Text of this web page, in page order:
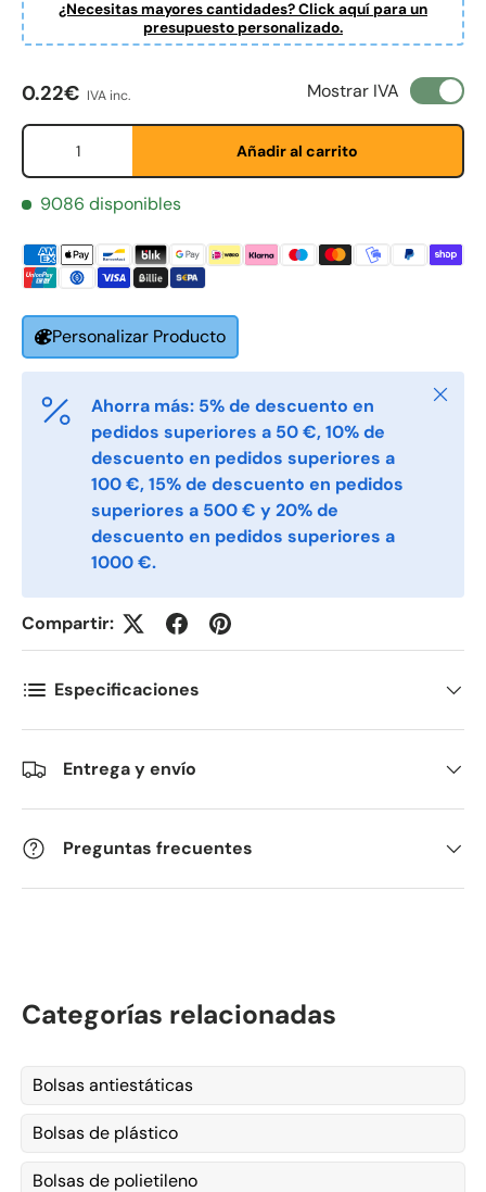
¿Necesitas mayores cantidades? Click aquí para un
presupuesto personalizado.
Etternavn *
E-post
Postnummer *
Antall *
Precio normal
0.22€ IVA inc. Mostrar IVA
Cant.
Añadir al carrito
9086 disponibles
Personalizar Producto
Ahorra más: 5% de descuento en
pedidos superiores a 50 €, 10% de
descuento en pedidos superiores a
100 €, 15% de descuento en pedidos
superiores a 500 € y 20% de
descuento en pedidos superiores a
1000 €.
Cerrar
Compartir:
Especificaciones
Entrega y envío
Preguntas frecuentes
Categorías relacionadas
Bolsas antiestáticas
Bolsas de plástico
Bolsas de polietileno